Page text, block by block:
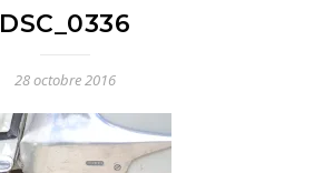
DSC_0336
28 octobre 2016